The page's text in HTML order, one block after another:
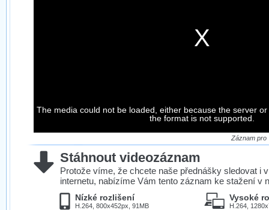
Stahování záznamů
ve formátu, který není vhodný pro stahování,
proto je ke stažení nenabízíme.
The media could not be loaded, either because the server
the format is not supported.
Záznam pro
Stáhnout videozáznam
Protože víme, že chcete naše přednášky sledovat i
internetu, nabízíme Vám tento záznam ke stažení v
Nízké rozlišení
H.264, 800x452px, 91MB
Vysoké
H.264,